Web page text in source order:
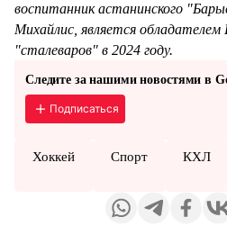
воспитанник астанинского
Михайлис, является обладателем
"сталеваров" в 2024 году.
Следите за нашими новостями в
Подписаться
Хоккей Спорт КХЛ